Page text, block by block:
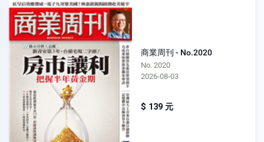
商業周刊 - No.2020
No. 2020
2026-08-03
$ 139 元